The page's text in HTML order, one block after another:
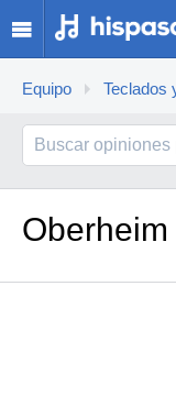
Equipo Teclados